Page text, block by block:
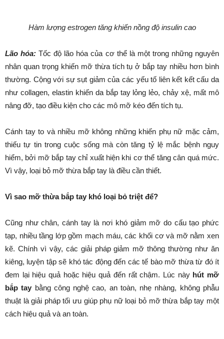
Hàm lượng estrogen tăng khiến nồng độ insulin cao
Lão hóa: Tốc độ lão hóa của cơ thể là một trong những nguyên
nhân quan trọng khiến mỡ thừa tích tụ ở bắp tay nhiều hơn bình
thường. Cộng với sự sụt giảm của các yếu tố liên kết kết cấu da
như collagen, elastin khiến da bắp tay lỏng lẻo, chảy xệ, mất mô
nâng đỡ, tạo điều kiện cho các mô mỡ kéo đến tích tụ.
Cánh tay to và nhiều mỡ không những khiến phụ nữ mặc cảm,
thiếu tự tin trong cuộc sống mà còn tăng tỷ lệ mắc bệnh nguy
hiểm, bởi mỡ bắp tay chỉ xuất hiện khi cơ thể tăng cân quá mức.
Vì vậy, loại bỏ mỡ thừa bắp tay là điều cần thiết.
Vì sao mỡ thừa bắp tay khó loại bỏ triệt để?
Cũng như chân, cánh tay là nơi khó giảm mỡ do cấu tạo phức
tạp, nhiều tầng lớp gồm mạch máu, các khối cơ và mỡ nằm xen
kẽ. Chính vì vậy, các giải pháp giảm mỡ thông thường như ăn
kiêng, luyện tập sẽ khó tác động đến các tế bào mỡ thừa từ đó ít
đem lại hiệu quả hoặc hiệu quả đến rất chậm. Lúc này hút mỡ
bắp tay bằng công nghệ cao, an toàn, nhẹ nhàng, không phẫu
thuật là giải pháp tối ưu giúp phụ nữ loại bỏ mỡ thừa bắp tay một
cách hiệu quả và an toàn.